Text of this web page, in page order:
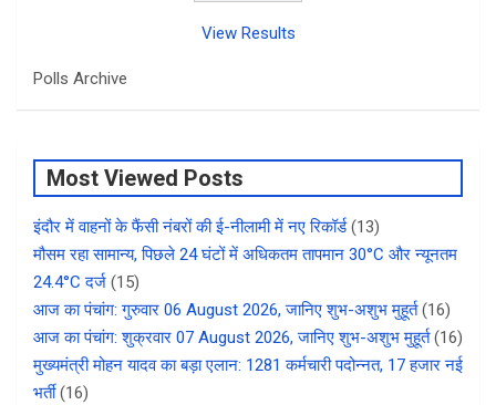
View Results
Polls Archive
Most Viewed Posts
इंदौर में वाहनों के फैंसी नंबरों की ई-नीलामी में नए रिकॉर्ड (13)
मौसम रहा सामान्य, पिछले 24 घंटों में अधिकतम तापमान 30°C और न्यूनतम
24.4°C दर्ज (15)
आज का पंचांग: गुरुवार 06 August 2026, जानिए शुभ-अशुभ मुहूर्त (16)
आज का पंचांग: शुक्रवार 07 August 2026, जानिए शुभ-अशुभ मुहूर्त (16)
मुख्यमंत्री मोहन यादव का बड़ा एलान: 1281 कर्मचारी पदोन्नत, 17 हजार नई
भर्ती (16)